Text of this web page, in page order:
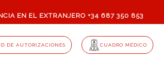
EN EL EXTRANJERO +34 687 350 853
DE AUTORIZACIONES CUADRO MÉDICO